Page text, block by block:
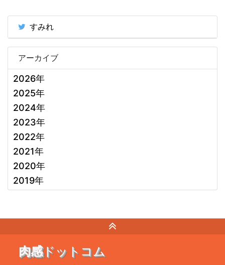
すみれ
アーカイブ
2026年
2025年
2024年
2023年
2022年
2021年
2020年
2019年
肉感ドットコム